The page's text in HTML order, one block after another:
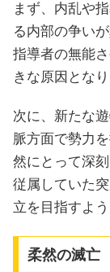
まず、内乱や
る内部の争い
指導者の無能
きな原因となり
次に、新たな
脈方面で勢力
然にとって深
従属していた
立を目指すよう
柔然の滅亡